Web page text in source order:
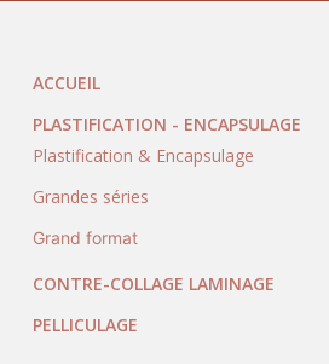
ACCUEIL
PLASTIFICATION - ENCAPSULAGE
Plastification & Encapsulage
Grandes séries
Grand format
CONTRE-COLLAGE LAMINAGE
PELLICULAGE